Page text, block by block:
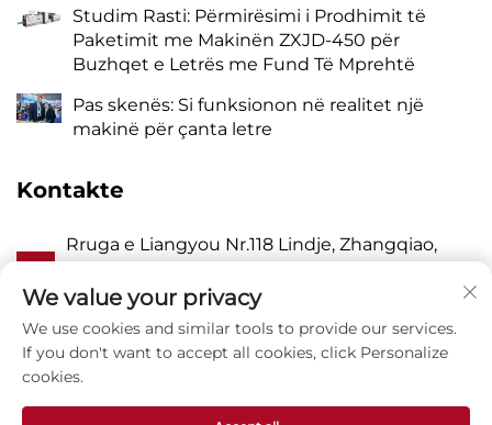
Studim Rasti: Përmirësimi i Prodhimit të
Paketimit me Makinën ZXJD-450 për
Buzhqet e Letrës me Fund Të Mprehtë
Pas skenës: Si funksionon në realitet një
makinë për çanta letre
Kontakte
A
Rruga e Liangyou Nr.118 Lindje, Zhangqiao,
Fshati Wanquan, Pingyang, Qyteti i Wenzhou,
Zhejiang, Kinë 325409
P 8615988795434
We value your privacy
We use cookies and similar tools to provide our services.
If you don't want to accept all cookies, click Personalize
cookies.